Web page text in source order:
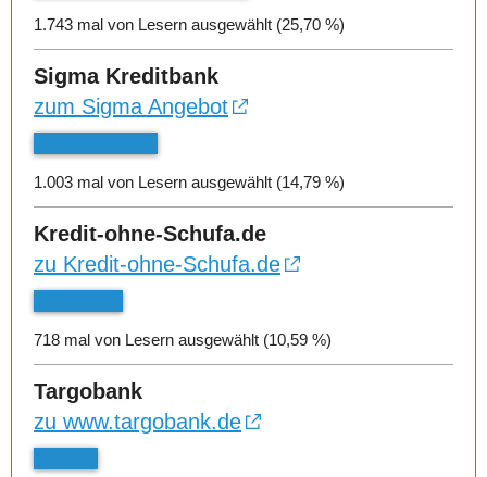
1.743 mal von Lesern ausgewählt (25,70 %)
Sigma Kreditbank
zum Sigma Angebot
1.003 mal von Lesern ausgewählt (14,79 %)
Kredit-ohne-Schufa.de
zu Kredit-ohne-Schufa.de
718 mal von Lesern ausgewählt (10,59 %)
Targobank
zu www.targobank.de